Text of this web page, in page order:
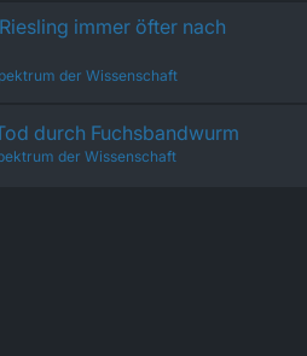
immer öfter nach
der Wissenschaft
durch Fuchsbandwurm
der Wissenschaft